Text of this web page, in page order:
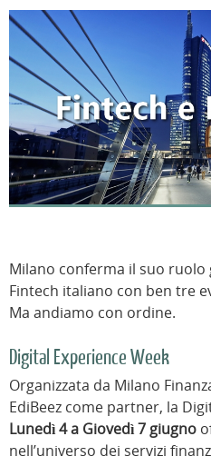
Milano conferma il suo
Fintech italiano con ben tre
Ma andiamo con ordine.
Digital Experience Week
Organizzata da Milano
EdiBeez come partner, la
Lunedì 4 a Giovedì 7 giugno
nell’universo dei servizi